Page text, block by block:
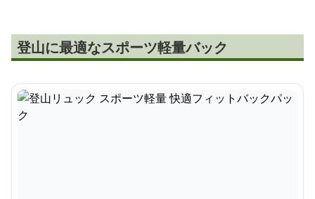
登山に最適なスポーツ軽量バック